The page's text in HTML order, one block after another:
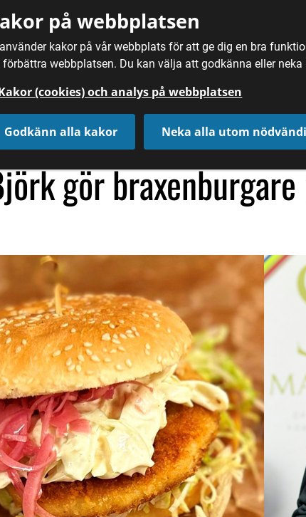
på webbplatsen
kakor på vår webbplats för att ge dig en bra
förbättra webbplatsen. Du kan välja att godkänna eller neka
(cookies) och analys på webbplatsen
Godkänn alla kakor Neka alla utom
/ Håkan Björk gör braxenburgare i Skåne
gör